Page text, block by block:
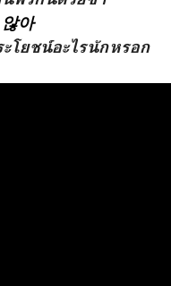
아
โยชน์อะไรนักหรอก